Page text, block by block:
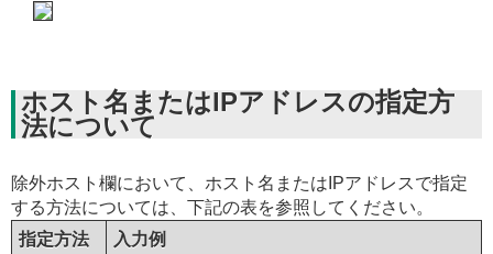
ホスト名またはIPアドレスの指定方
法について
除外ホスト欄において、ホスト名またはIPアドレスで指定
する方法については、下記の表を参照してください。
指定方法
入力例